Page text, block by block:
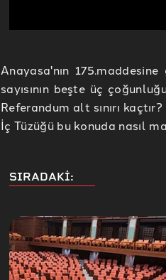
Anayasa'nın
sayısının beşte üç
Referandum alt sınırı
İç Tüzüğü bu konuda nasıl
SIRADAKİ: